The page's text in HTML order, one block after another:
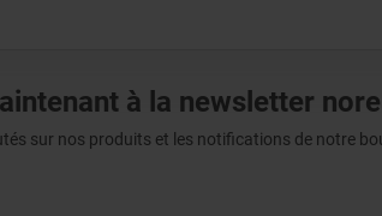
à la newsletter
sur nos produits et les notifications de notre